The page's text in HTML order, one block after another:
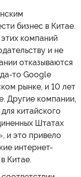
бизнес в Китае.
компаний
и не
отказываются
то Google
рынке, и 10 лет
Другие компании,
китайского
Штатах
и это привело
интернет-
Китае.